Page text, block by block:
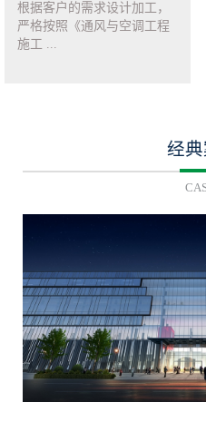
根据客户的需求设计加工，
严格按照《通风与空调工程
施工 ...
经典